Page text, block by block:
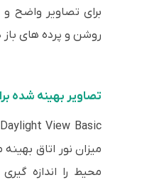
برای تصاویر واضح
روشن و پرده های باز
تصاویر بهینه شده
میزان نور اتاق
محیط را اندازه